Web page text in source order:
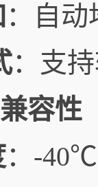
：自
：支
容性
：-